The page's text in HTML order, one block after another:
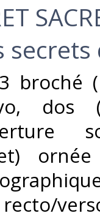
secrets
broché
dos